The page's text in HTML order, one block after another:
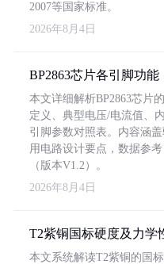
2007等国家标准。
2026年8月4日
BP2863芯片各引脚功能
本文详细解析BP2863芯片
定义、典型电压/电流值、
引脚参数对照表。内容涵
用电路设计要点，数据参
（版本V1.2）。
2026年8月4日
T2紫铜国标硬度及力学
本文系统解读T2紫铜的国